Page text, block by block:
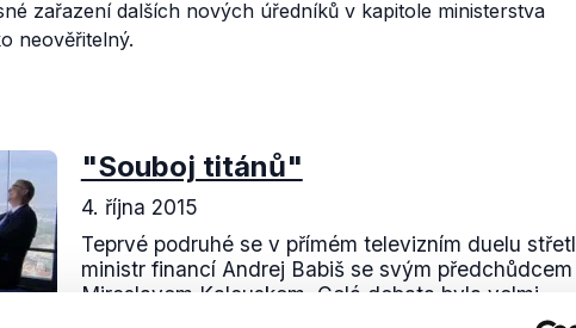
zařazení dalších nových úředníků v kapitole ministerstva
neověřitelný.
"Souboj titánů"
4. října 2015
Teprvé podruhé se v přímém televizním duelu střetl
ministr financí Andrej Babiš se svým předchůdcem
Miroslavem Kalouskem. Celá debata byla velmi